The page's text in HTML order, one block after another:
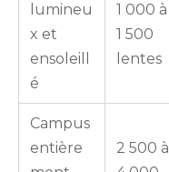
lumineu
x et
ensoleill
é
1 000 à
1 500
lentes
Campus
entière
2 500 à